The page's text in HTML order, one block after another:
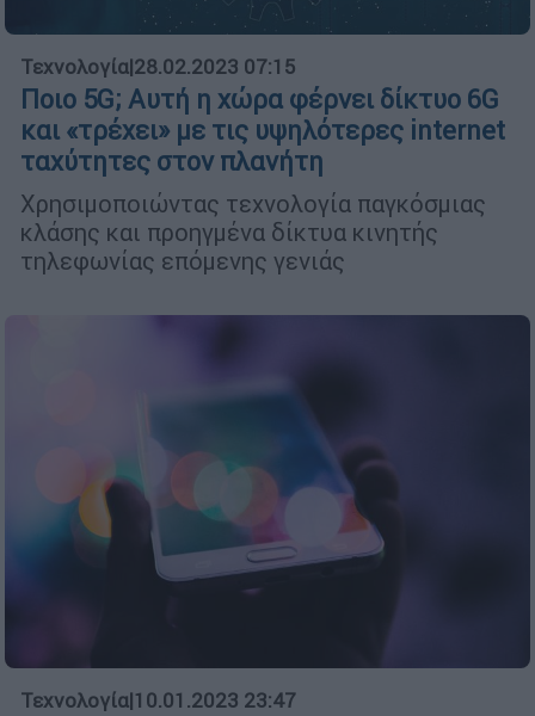
Τεχνολογία|28.02.2023 07:15
Ποιο 5G; Αυτή η χώρα φέρνει δίκτυο 6G
και «τρέχει» με τις υψηλότερες internet
ταχύτητες στον πλανήτη
Χρησιμοποιώντας τεχνολογία παγκόσμιας
κλάσης και προηγμένα δίκτυα κινητής
τηλεφωνίας επόμενης γενιάς
Τεχνολογία|10.01.2023 23:47